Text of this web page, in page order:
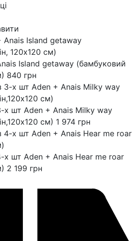
Island getaway (бамбуковий
840 грн
х шт Aden + Anais Milky way
см) 1 974 грн
х шт Aden + Anais Hear me roar
2 199 грн